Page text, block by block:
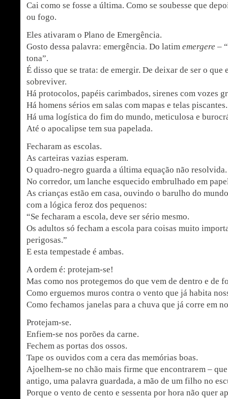
Cai como se fosse a última. Como se soubesse que
ou fogo.
Eles ativaram o Plano de Emergência.
Gosto dessa palavra: emergência. Do latim emergere –
tona”.
É disso que se trata: de emergir. De deixar de ser o que
sobreviver.
Há protocolos, papéis carimbados, sirenes com vozes
Há homens sérios em salas com mapas e telas piscantes.
Há uma logística do fim do mundo, meticulosa e
Até o apocalipse tem sua papelada.
Fecharam as escolas.
As carteiras vazias esperam.
O quadro-negro guarda a última equação não resolvida.
No corredor, um lanche esquecido embrulhado em
As crianças estão em casa, ouvindo o barulho do
com a lógica feroz dos pequenos:
“Se fecharam a escola, deve ser sério mesmo.
Os adultos só fecham a escola para coisas muito
perigosas.”
E esta tempestade é ambas.
A ordem é: protejam-se!
Mas como nos protegemos do que vem de dentro e de
Como erguemos muros contra o vento que já habita
Como fechamos janelas para a chuva que já corre em
Protejam-se.
Enfiem-se nos porões da carne.
Fechem as portas dos ossos.
Tape os ouvidos com a cera das memórias boas.
Ajoelhem-se no chão mais firme que encontrarem –
antigo, uma palavra guardada, a mão de um filho no
Porque o vento de cento e sessenta por hora não quer